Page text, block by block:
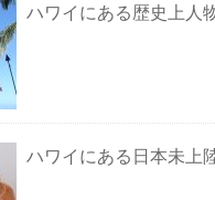
ハワイにある歴史上人
ハワイにある日本未上